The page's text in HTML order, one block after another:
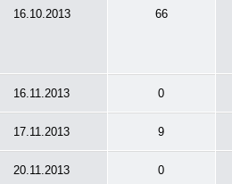
16.10.2013 66
16.11.2013 0
17.11.2013 9
20.11.2013 0